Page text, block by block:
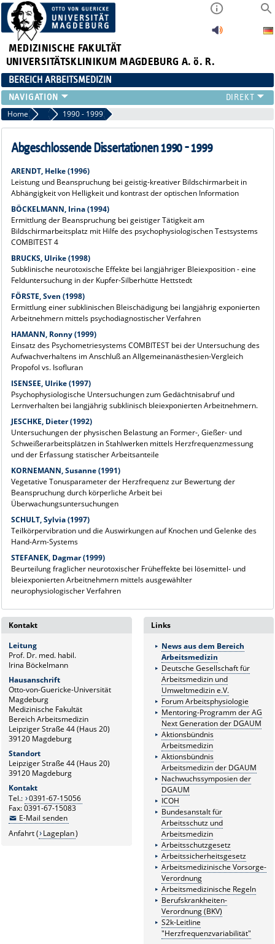
MEDIZINISCHE FAKULTÄT
UNIVERSITÄTSKLINIKUM MAGDEBURG A. ö. R.
BEREICH ARBEITSMEDIZIN
INSTITUT
TEAM
ARBEITSGRUPPEN
LEHRE
FORSCHUNG
PUBLIKATIONEN
AKTUELLES
Home Dissertationen
1990 - 1999
Abgeschlossende Dissertationen 1990 - 1999
ARENDT, Helke (1996)
Leistung und Beanspruchung bei geistig-kreativer Bildschirmarbeit in
Abhängigkeit von Helligkeit und kontrast der optischen Information
BÖCKELMANN, Irina (1994)
Ermittlung der Beanspruchung bei geistiger Tätigkeit am
Bildschirmarbeitsplatz mit Hilfe des psychophysiologischen Testsystems
COMBITEST 4
BRUCKS, Ulrike (1998)
Subklinische neurotoxische Effekte bei langjähriger Bleiexposition - eine
Felduntersuchung in der Kupfer-Silberhütte Hettstedt
FÖRSTE, Sven (1998)
Ermittlung einer subklinischen Bleischädigung bei langjährig exponierten
Arbeitnehmern mittels psychodiagnostischer Verfahren
HAMANN, Ronny (1999)
Einsatz des Psychometriesystems COMBITEST bei der Untersuchung des
Aufwachverhaltens im Anschluß an Allgemeinanästhesien-Vergleich
Propofol vs. Isofluran
ISENSEE, Ulrike (1997)
Psychophysiologische Untersuchungen zum Gedächtnisabruf und
Lernverhalten bei langjährig subklinisch bleiexponierten Arbeitnehmern.
JESCHKE, Dieter (1992)
Untersuchungen der physischen Belastung an Former-, Gießer- und
Schweißerarbeitsplätzen in Stahlwerken mittels Herzfrequenzmessung
und der Erfassung statischer Arbeitsanteile
KORNEMANN, Susanne (1991)
Vegetative Tonusparameter der Herzfrequenz zur Bewertung der
Beanspruchung durch körperliche Arbeit bei
Überwachungsuntersuchungen
SCHULT, Sylvia (1997)
Teilkörpervibration und die Auswirkungen auf Knochen und Gelenke des
Hand-Arm-Systems
STEFANEK, Dagmar (1999)
Beurteilung fraglicher neurotoxischer Früheffekte bei lösemittel- und
bleiexponierten Arbeitnehmern mittels ausgewählter
neurophysiologischer Verfahren
Kontakt
Leitung
Prof. Dr. med. habil.
Irina Böckelmann
Hausanschrift
Otto-von-Guericke-Universität
Magdeburg
Medizinische Fakultät
Bereich Arbeitsmedizin
Leipziger Straße 44 (Haus 20)
39120 Magdeburg
Standort
Leipziger Straße 44 (Haus 20)
39120 Magdeburg
Kontakt
Tel.: 0391-67-15056
Fax: 0391-67-15083
E-Mail senden
Anfahrt ( Lageplan)
Links
News aus dem Bereich
Arbeitsmedizin
Deutsche Gesellschaft für
Arbeitsmedizin und
Umweltmedizin e.V.
Forum Arbeitsphysiologie
Mentoring-Programm der AG
Next Generation der DGAUM
Aktionsbündnis
Arbeitsmedizin
Aktionsbündnis
Arbeitsmedizin der DGAUM
Nachwuchssymposien der
DGAUM
ICOH
Bundesanstalt für
Arbeitsschutz und
Arbeitsmedizin
Arbeitsschutzgesetz
Arbeitssicherheitsgesetz
Arbeitsmedizinische Vorsorge-
Verordnung
Arbeitsmedizinische Regeln
Berufskrankheiten-
Verordnung (BKV)
S2k-Leitline
"Herzfrequenzvariabilität"